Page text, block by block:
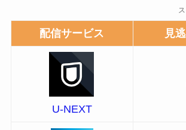
配信サービス 見
U-NEXT